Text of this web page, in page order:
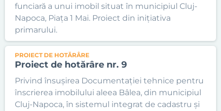
funciară a unui imobil situat în municipiul Cluj-
Napoca, Piața 1 Mai. Proiect din inițiativa
primarului.
PROIECT DE HOTĂRÂRE
Proiect de hotărâre nr. 9
Privind însușirea Documentației tehnice pentru
înscrierea imobilului aleea Bâlea, din municipiul
Cluj-Napoca, în sistemul integrat de cadastru și